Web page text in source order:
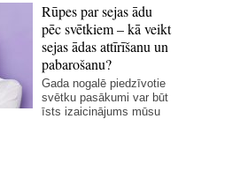
Rūpes par sejas ādu
pēc svētkiem – kā veikt
sejas ādas attīrīšanu un
pabarošanu?
Gada nogalē piedzīvotie
svētku pasākumi var būt
īsts izaicinājums mūsu